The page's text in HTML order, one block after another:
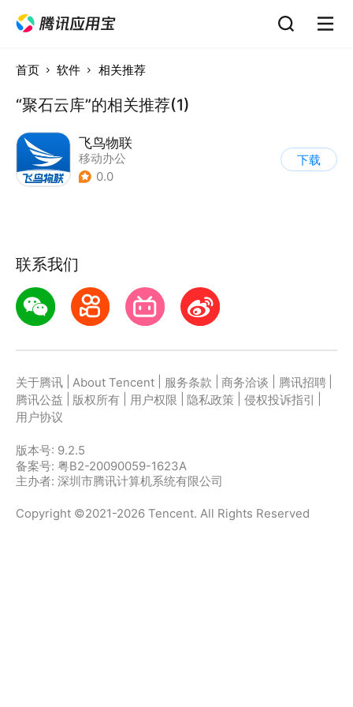
首页 软件 相关推荐
“聚石云库”的相关推荐(1)
飞鸟物联
移动办公
0.0
下载
联系我们
关于腾讯 About Tencent 服务条款 商务洽谈 腾讯招聘
腾讯公益
版权所有 用户权限 隐私政策 侵权投诉指引
用户协议
版本号: 9.2.5
备案号: 粤B2-20090059-1623A
主办者: 深圳市腾讯计算机系统有限公司
Copyright ©2021-2026 Tencent. All Rights Reserved